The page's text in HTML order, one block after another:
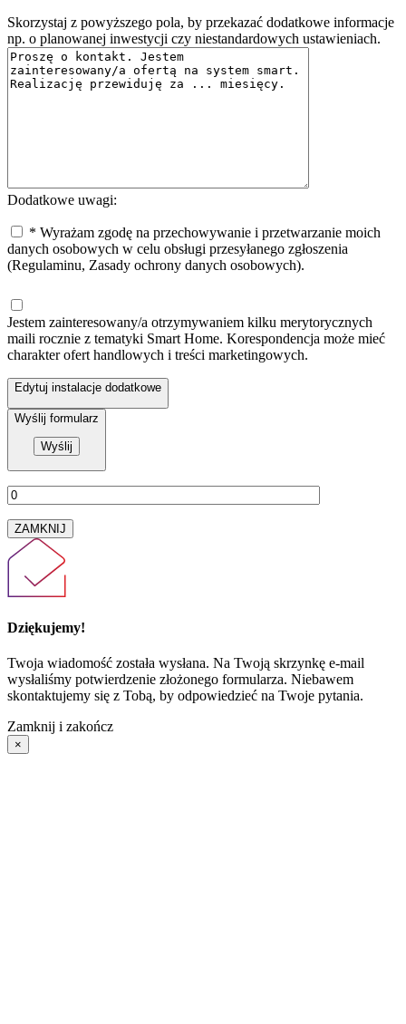
Skorzystaj z powyższego pola, by przekazać dodatkowe informacje
np. o planowanej inwestycji czy niestandardowych ustawieniach.
Dodatkowe uwagi:
* Wyrażam zgodę na przechowywanie i przetwarzanie moich
danych osobowych w celu obsługi przesyłanego zgłoszenia
(Regulaminu, Zasady ochrony danych osobowych).
Jestem zainteresowany/a otrzymywaniem kilku merytorycznych
maili rocznie z tematyki Smart Home. Korespondencja może mieć
charakter ofert handlowych i treści marketingowych.
Edytuj instalacje dodatkowe
Wyślij formularz
ZAMKNIJ
Dziękujemy!
Twoja wiadomość została wysłana. Na Twoją skrzynkę e-mail
wysłaliśmy potwierdzenie złożonego formularza. Niebawem
skontaktujemy się z Tobą, by odpowiedzieć na Twoje pytania.
Zamknij i zakończ
×